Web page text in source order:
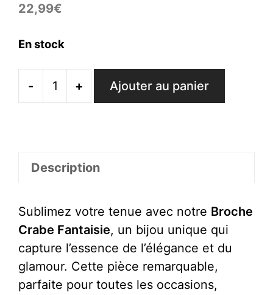
22,99€
En stock
-
quantité
Fantaisie
+ Ajouter au panier
Description
Sublimez votre tenue avec notre Broche
Crabe Fantaisie, un bijou unique qui
capture l’essence de l’élégance et du
glamour. Cette pièce remarquable,
parfaite pour toutes les occasions,